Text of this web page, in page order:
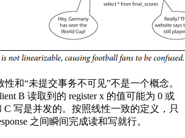
和“未提交事务不可见”不是一个概念。
B 读取到的 register x 的值可能为 0 或
C 写是并发的。按照线性一致的定义，只
之间瞬间完成读和写就行。